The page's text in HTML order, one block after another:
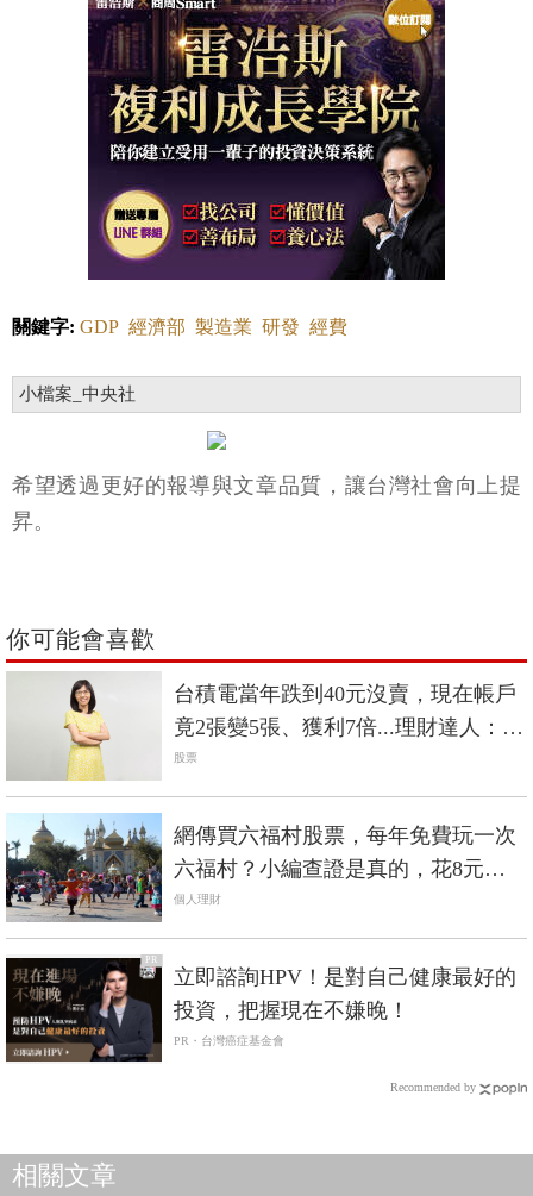
關鍵字: GDP 經濟部 製造業 研發 經費
小檔案_中央社
希望透過更好的報導與文章品質，讓台灣社會向上提
昇。
你可能會喜歡
台積電當年跌到40元沒賣，現在帳戶
竟2張變5張、獲利7倍...理財達人：個
股賺5倍以上通常只有2種情況
股票
網傳買六福村股票，每年免費玩一次
六福村？小編查證是真的，花8元買1
股也行
個人理財
PR
立即諮詢HPV！是對自己健康最好的
投資，把握現在不嫌晚！
PR・台灣癌症基金會
Recommended by
相關文章